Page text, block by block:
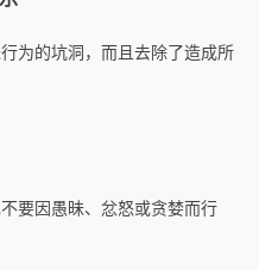
为的坑洞，而且去除了造成所
要因愚昧、忿怒或贪婪而行